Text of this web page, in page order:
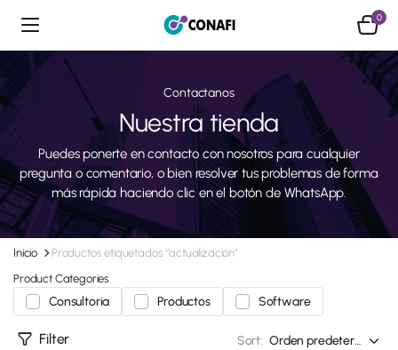
0
Contactanos
Nuestra tienda
Puedes ponerte en contacto con nosotros para cualquier
pregunta o comentario, o bien resolver tus problemas de forma
más rápida haciendo clic en el botón de WhatsApp.
Inicio
Productos etiquetados “actualización”
Product Categories
Consultoria Productos Software
Filter Sort: